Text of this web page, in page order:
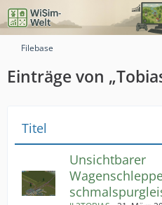
Filebase
Einträge von
Titel
Unsichtbarer